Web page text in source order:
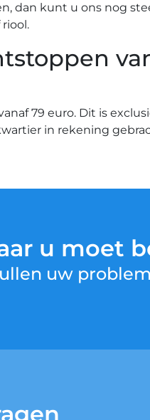
dan kunt u ons nog
79 euro. Dit is
in rekening
u moet
uw